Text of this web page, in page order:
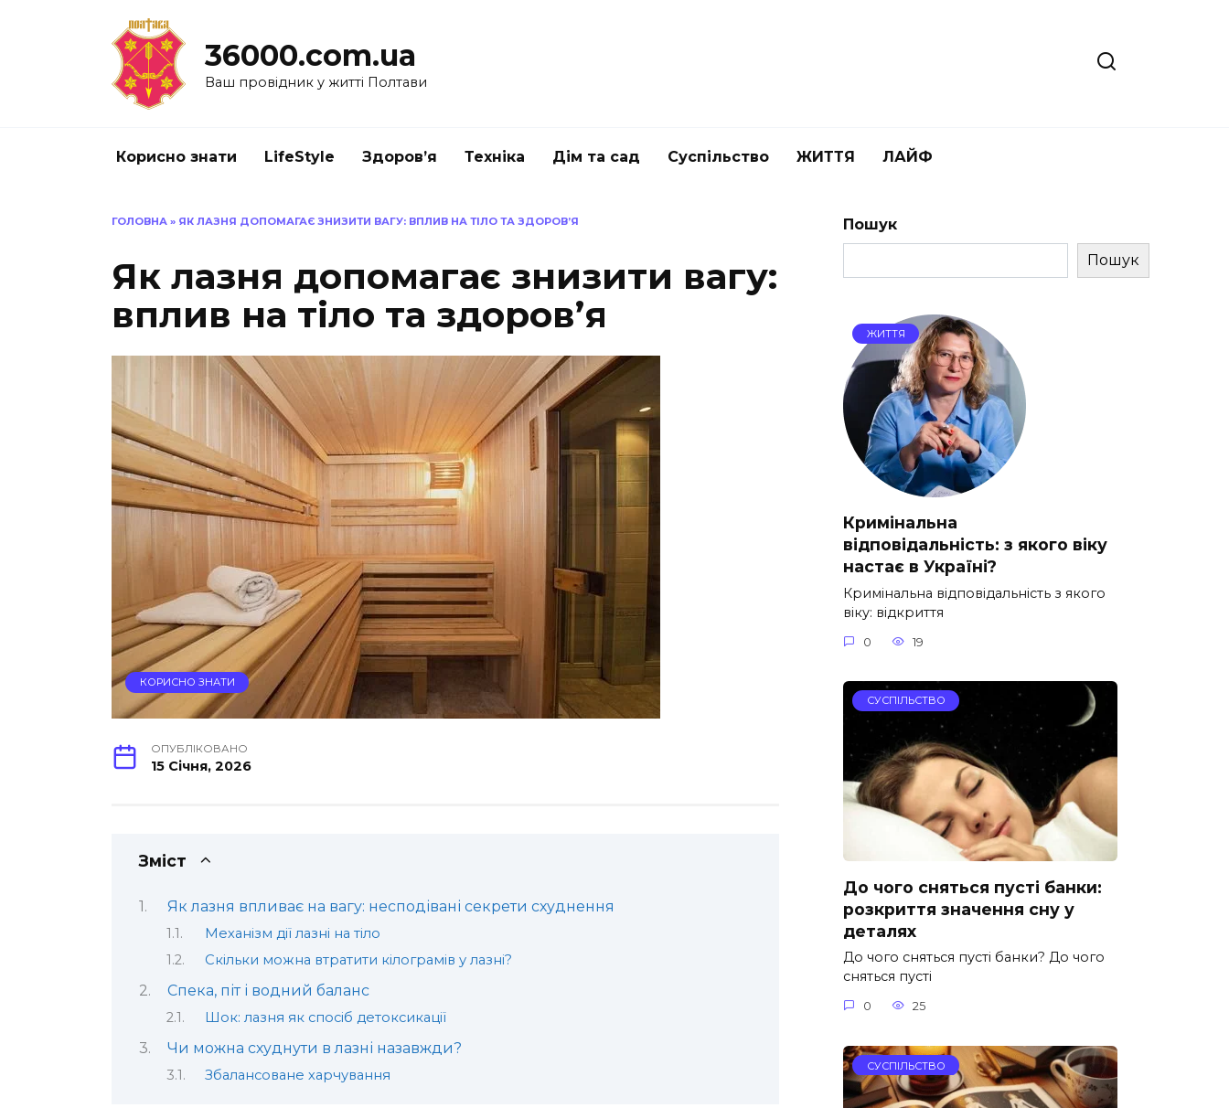
36000.com.ua
Ваш провідник у житті Полтави
Корисно знати LifeStyle Здоров’я Техніка Дім та сад Суспільство ЖИТТЯ ЛАЙФ
ГОЛОВНА » ЯК ЛАЗНЯ ДОПОМАГАЄ ЗНИЗИТИ ВАГУ: ВПЛИВ НА ТІЛО ТА ЗДОРОВ’Я
Як лазня допомагає знизити вагу:
вплив на тіло та здоров’я
КОРИСНО ЗНАТИ
ОПУБЛІКОВАНО
15 Січня, 2026
Зміст
Як лазня впливає на вагу: несподівані секрети схуднення
Механізм дії лазні на тіло
Скільки можна втратити кілограмів у лазні?
Спека, піт і водний баланс
Шок: лазня як спосіб детоксикації
Чи можна схуднути в лазні назавжди?
Збалансоване харчування
Пошук
Пошук
ЖИТТЯ
Кримінальна
відповідальність: з якого віку
настає в Україні?
Кримінальна відповідальність з якого
віку: відкриття
0 19
СУСПІЛЬСТВО
До чого сняться пусті банки:
розкриття значення сну у
деталях
До чого сняться пусті банки? До чого
сняться пусті
0 25
СУСПІЛЬСТВО